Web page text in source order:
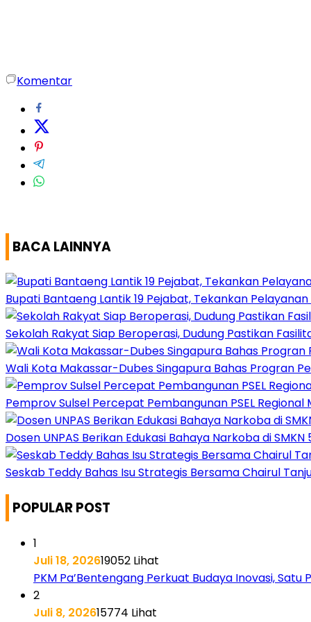
Komentar
BACA LAINNYA
Bupati Bantaeng Lantik 19 Pejabat, Tekankan
Sekolah Rakyat Siap Beroperasi, Dudung Pastikan
Wali Kota Makassar-Dubes Singapura Bahas Progran
Pemprov Sulsel Percepat Pembangunan PSEL
Dosen UNPAS Berikan Edukasi Bahaya Narkoba di
Seskab Teddy Bahas Isu Strategis Bersama Chairul
POPULAR POST
1
Juli 18, 202619052 Lihat
PKM Pa’Bentengang Perkuat Budaya Inovasi,
2
Juli 8, 202615774 Lihat